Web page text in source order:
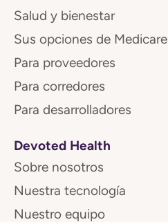
Salud y bienestar
Sus opciones de Medicare
Para proveedores
Para corredores
Para desarrolladores
Devoted Health
Sobre nosotros
Nuestra tecnología
Nuestro equipo